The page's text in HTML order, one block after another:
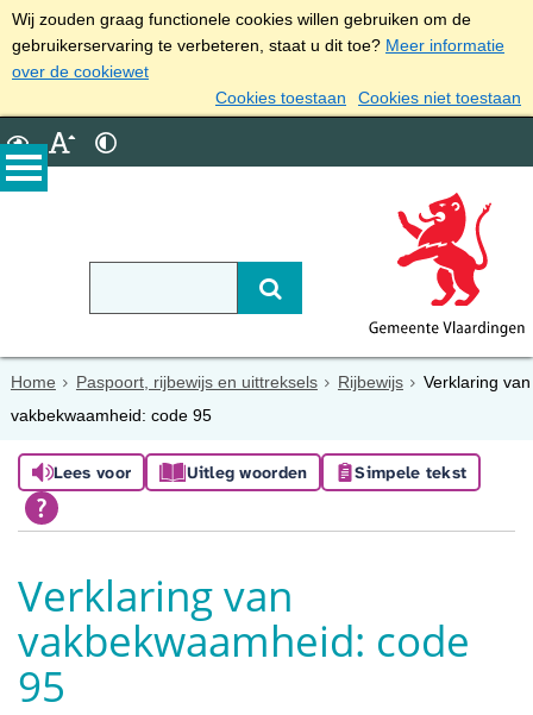
Wij zouden graag functionele cookies willen gebruiken om de
gebruikerservaring te verbeteren, staat u dit toe? Meer informatie
over de cookiewet
Cookies toestaan
Cookies niet toestaan
Home Paspoort, rijbewijs en uittreksels Rijbewijs
Verklaring van
vakbekwaamheid: code 95
Lees voor Uitleg woorden Simpele tekst
Verklaring van
vakbekwaamheid: code
95